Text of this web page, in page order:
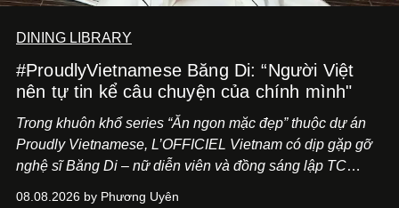
DINING LIBRARY
#ProudlyVietnamese Băng Di: “Người Việt
nên tự tin kể câu chuyện của chính mình"
Trong khuôn khổ series “Ăn ngon mặc đẹp” thuộc dự án
Proudly Vietnamese, L’OFFICIEL Vietnam có dịp gặp gỡ
nghệ sĩ Băng Di – nữ diễn viên và đồng sáng lập TC
08.08.2026 by Phương Uyên